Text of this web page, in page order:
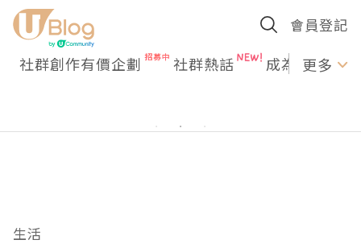
會員登記
社群創作有價企劃 社群熱話 成為U更多
生活